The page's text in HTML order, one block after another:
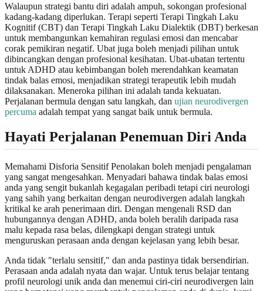
Walaupun strategi bantu diri adalah ampuh, sokongan profesional
kadang-kadang diperlukan. Terapi seperti Terapi Tingkah Laku
Kognitif (CBT) dan Terapi Tingkah Laku Dialektik (DBT) berkesan
untuk membangunkan kemahiran regulasi emosi dan mencabar
corak pemikiran negatif. Ubat juga boleh menjadi pilihan untuk
dibincangkan dengan profesional kesihatan. Ubat-ubatan tertentu
untuk ADHD atau kebimbangan boleh merendahkan keamatan
tindak balas emosi, menjadikan strategi terapeutik lebih mudah
dilaksanakan. Meneroka pilihan ini adalah tanda kekuatan.
Perjalanan bermula dengan satu langkah, dan ujian neurodivergen
percuma adalah tempat yang sangat baik untuk bermula.
Hayati Perjalanan Penemuan Diri Anda
Memahami Disforia Sensitif Penolakan boleh menjadi pengalaman
yang sangat mengesahkan. Menyadari bahawa tindak balas emosi
anda yang sengit bukanlah kegagalan peribadi tetapi ciri neurologi
yang sahih yang berkaitan dengan neurodivergen adalah langkah
kritikal ke arah penerimaan diri. Dengan mengenali RSD dan
hubungannya dengan ADHD, anda boleh beralih daripada rasa
malu kepada rasa belas, dilengkapi dengan strategi untuk
menguruskan perasaan anda dengan kejelasan yang lebih besar.
Anda tidak "terlalu sensitif," dan anda pastinya tidak bersendirian.
Perasaan anda adalah nyata dan wajar. Untuk terus belajar tentang
profil neurologi unik anda dan menemui ciri-ciri neurodivergen lain